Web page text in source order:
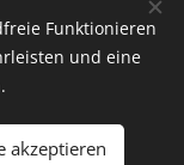
English
Funktionieren
und eine
akzeptieren